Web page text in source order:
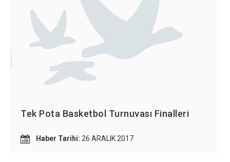
Tek Pota Basketbol Turnuvası Finalleri
Haber Tarihi: 26 ARALIK 2017